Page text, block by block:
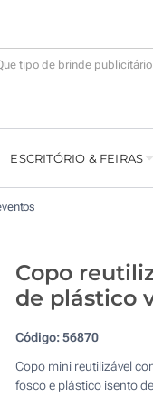
ESCRITÓRIO & FEIRAS
Copo
de plástico
Código:56870
Copo mini reutilizável
fosco e plástico isento